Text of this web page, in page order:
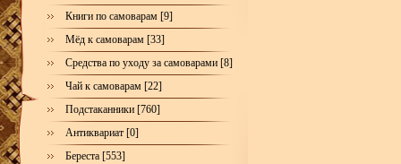
Книги по самоварам [9]
Мёд к самоварам [33]
Средства по уходу за самоварами [8]
Чай к самоварам [22]
Подстаканники [760]
Антиквариат [0]
Береста [553]